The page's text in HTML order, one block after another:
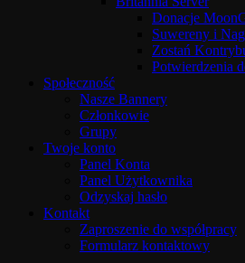
Donacje
Suwereny i
Zostań
Potwierdzenia
Społeczność
Nasze Bannery
Członkowie
Grupy
Twoje konto
Panel Konta
Panel Użytkownika
Odzyskaj hasło
Kontakt
Zaproszenie do współpracy
Formularz kontaktowy